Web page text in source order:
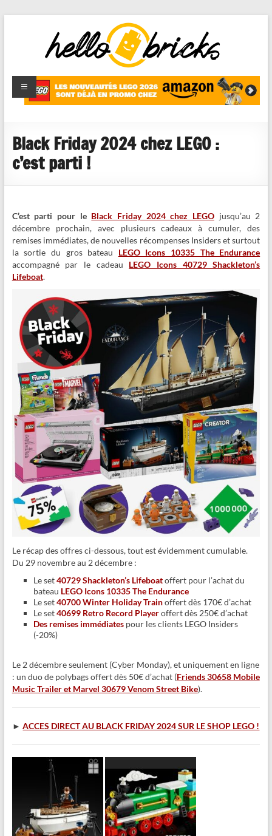
HelloBricks
Blog LEGO,
nouveaut�s
reviews
Black Friday 2024 chez LEGO :
c’est parti !
C’est parti pour le Black Friday 2024 chez LEGOjusqu’au 2
décembre prochain, avec plusieurs cadeaux à cumuler, des
remises immédiates, de nouvelles récompenses Insiders et surtout
la sortie du gros bateau LEGO Icons 10335 The Endurance
accompagné par le cadeau LEGO Icons 40729 Shackleton’s
Lifeboat.
Le récap des offres ci-dessous, tout est évidemment cumulable.
Du 29 novembre au 2 décembre :
Le set40729 Shackleton’s Lifeboatoffert pour l’achat du
bateau LEGO Icons 10335 The Endurance
Le set40700 Winter Holiday Trainoffert dès 170€ d’achat
Le set40699 Retro Record Playeroffert dès 250€ d’achat
Des remises immédiatespour les clients LEGO Insiders
(-20%)
Le 2 décembre seulement (Cyber Monday), et uniquement en ligne
: un duo de polybags offert dès 50€ d’achat (Friends 30658 Mobile
Music Trailer et Marvel 30679 Venom Street Bike).
►ACCES DIRECT AU BLACK FRIDAY 2024 SUR LE SHOP LEGO !